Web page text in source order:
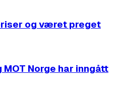
og været preget
Norge har inngått